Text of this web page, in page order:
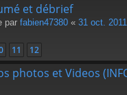
et débrief
par fabien47380 « 31 oct.
11 12
photos et Videos